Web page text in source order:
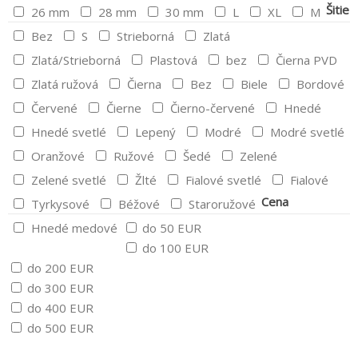
26 mm
28 mm 30 mm L XL
M
Bez
S Strieborná
Zlatá
Zlatá/Strieborná
Plastová bez
Čierna PVD
Zlatá ružová
Čierna
Šitie
Bez Biele
Bordové
Červené
Čierne Čierno-červené
Hnedé
Hnedé svetlé
Lepený Modré
Modré svetlé
Oranžové
Ružové Šedé
Zelené
Zelené svetlé
Žlté Fialové svetlé
Fialové
Tyrkysové
Béžové
Staroružové
Hnedé medové
Cena
do 50 EUR
do 100 EUR
do 200 EUR
do 300 EUR
do 400 EUR
do 500 EUR